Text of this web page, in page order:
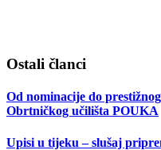
Ostali članci
Od nominacije do
Obrtničkog učilišta POUKA
Upisi u tijeku – slušaj